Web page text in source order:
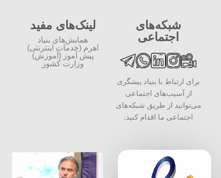
شبکه‌های
اجتماعی
برای ارتباط با بنیاد پیشگری
از آسیب‌های اجتماعی
می‌توانید از طریق شبکه‌‎های
اجتماعی ما اقدام کنید.
لینک‌های مفید
همایش‌های بنیاد
اهرم (خدمات اینترنتی)
پیش آموز (آموزش)
وزارت کشور